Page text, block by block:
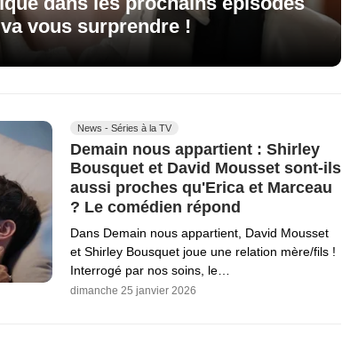
vous surprendre !
News - Séries à la TV
Demain nous appartient : Shirley
Bousquet et David Mousset sont-ils
aussi proches qu'Erica et Marceau
? Le comédien répond
Dans Demain nous appartient, David Mousset
et Shirley Bousquet joue une relation mère/fils !
Interrogé par nos soins, le…
dimanche 25 janvier 2026